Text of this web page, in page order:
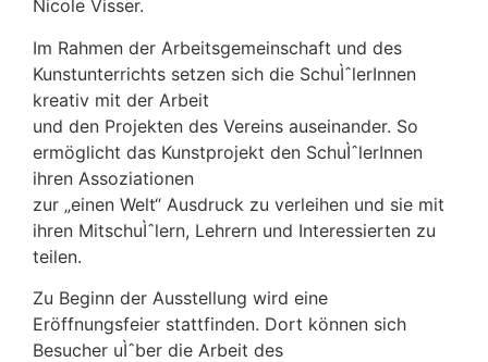
Nicole Visser.
Im Rahmen der Arbeitsgemeinschaft und des
Kunstunterrichts setzen sich die SchuÌˆlerInnen
kreativ mit der Arbeit
und den Projekten des Vereins auseinander. So
ermöglicht das Kunstprojekt den SchuÌˆlerInnen
ihren Assoziationen
zur „einen Welt“ Ausdruck zu verleihen und sie mit
ihren MitschuÌˆlern, Lehrern und Interessierten zu
teilen.
Zu Beginn der Ausstellung wird eine
Eröffnungsfeier stattfinden. Dort können sich
Besucher uÌˆber die Arbeit des